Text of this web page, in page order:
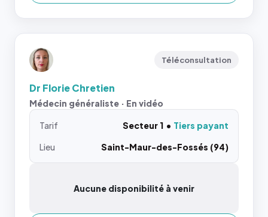
Téléconsultation
Dr Florie Chretien
Médecin généraliste · En vidéo
Tarif Secteur 1
Tiers payant
Lieu
Saint-Maur-des-Fossés (94)
Aucune disponibilité à venir